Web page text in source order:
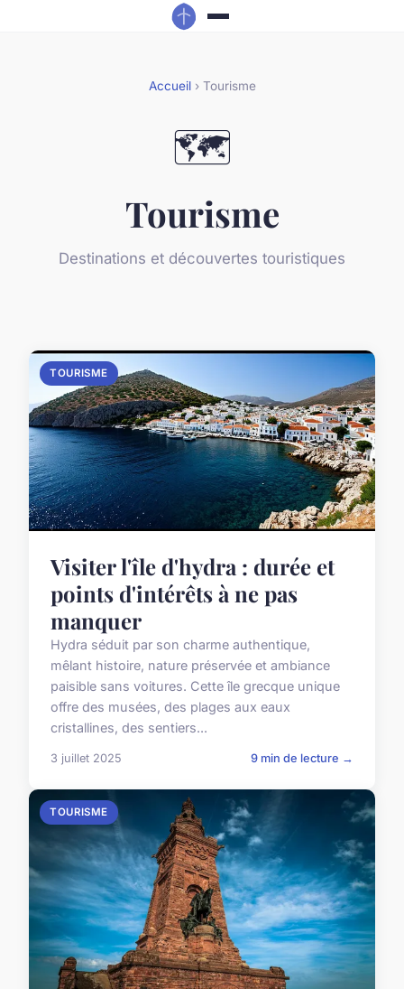
Accueil› Tourisme
🗺️
Tourisme
Destinations et découvertes touristiques
TOURISME
Visiter l'île d'hydra : durée et
points d'intérêts à ne pas
manquer
Hydra séduit par son charme authentique,
mêlant histoire, nature préservée et ambiance
paisible sans voitures. Cette île grecque unique
offre des musées, des plages aux eaux
cristallines, des sentiers...
3 juillet 2025 9 min de lecture →
TOURISME